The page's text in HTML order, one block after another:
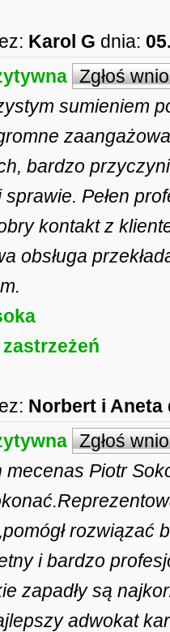
Karol G dnia:
Zgłoś
sumieniem
bardzo
Pełen
kontakt z
obsługa
Norbert i Aneta
Zgłoś
mecenas Piotr
rozwiązać
i bardzo
zapadły są
adwokat